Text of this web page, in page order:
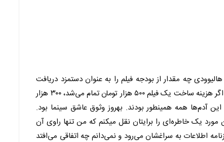
چه مقدار از بودجه فیلم را به عنوان دستمزد دریافت
می‌کنند؟ حداکثر ده تا پانزده درصد. اما دستمزد فردین ۶۰ درصد بودجه فیلم بود، مثلا اگر هزینه ساخت یک فیلم ۵۰۰ هزار تومان تمام می‌شد، ۳۰۰ هزار
آدم‌ها همه همینطور بودند. بهروز وثوق عاشق سینما بود.
مورد یک خاطره‌ای را برایتان نقل میکنم که من تنها راوی آن
اطلاعات به سراغشان می‌رود و نمی‌دانم چه اتفاقی می‌افتد